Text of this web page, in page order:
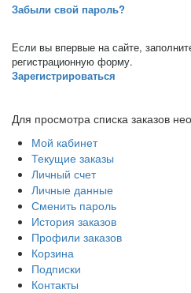
Забыли свой пароль?
Если вы впервые на сайте,
регистрационную форму.
Зарегистрироваться
Для просмотра списка заказов
Мой кабинет
Текущие заказы
Личный счет
Личные данные
Сменить пароль
История заказов
Профили заказов
Корзина
Подписки
Контакты